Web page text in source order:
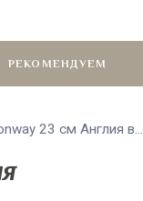
РЕКОМЕНДУЕМ
23 см Англия в...